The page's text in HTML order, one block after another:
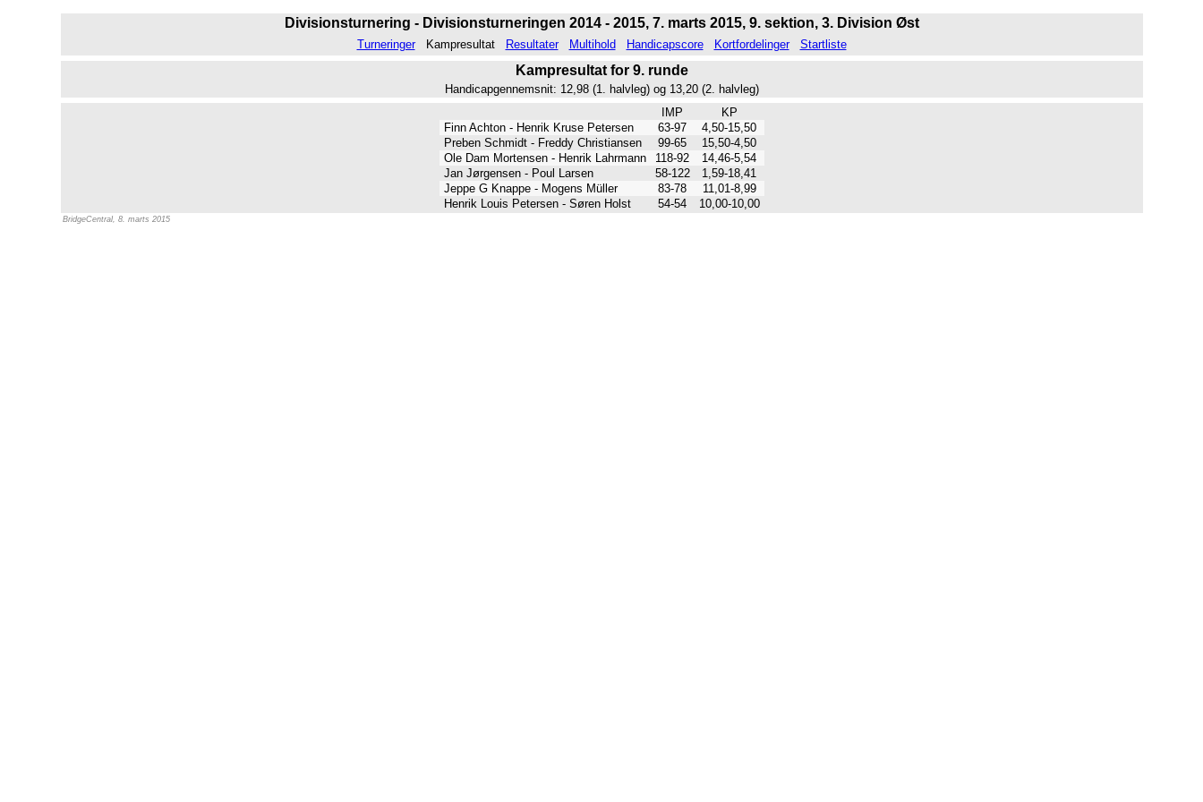
Divisionsturnering - Divisionsturneringen 2014 - 2015, 7. marts 2015, 9. sektion, 3. Division Øst
Turneringer Kampresultat Resultater Multihold Handicapscore Kortfordelinger Startliste
Kampresultat for 9. runde
Handicapgennemsnit: 12,98 (1. halvleg) og 13,20 (2. halvleg)
IMP
KP
Finn Achton - Henrik Kruse Petersen
63-97
4,50-15,50
Preben Schmidt - Freddy Christiansen
99-65
15,50-4,50
Ole Dam Mortensen - Henrik Lahrmann
118-92
14,46-5,54
Jan Jørgensen - Poul Larsen
58-122
1,59-18,41
Jeppe G Knappe - Mogens Müller
83-78
11,01-8,99
Henrik Louis Petersen - Søren Holst
54-54 10,00-10,00
BridgeCentral, 8. marts 2015